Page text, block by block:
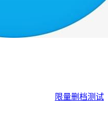
限量删档测试